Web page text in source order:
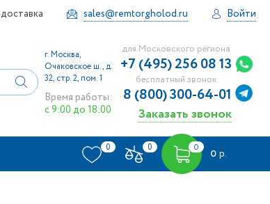
sales@remtorgholod.ru Войти
г. Москва,
Очаковское ш., д.
32, стр. 2, пом. 1
Время работы:
с 9:00 до 18:00
для Московского региона
+7 (495) 256 08 13
бесплатный звонок
8 (800) 300-64-01
Заказать звонок
0 0 0
0 р.